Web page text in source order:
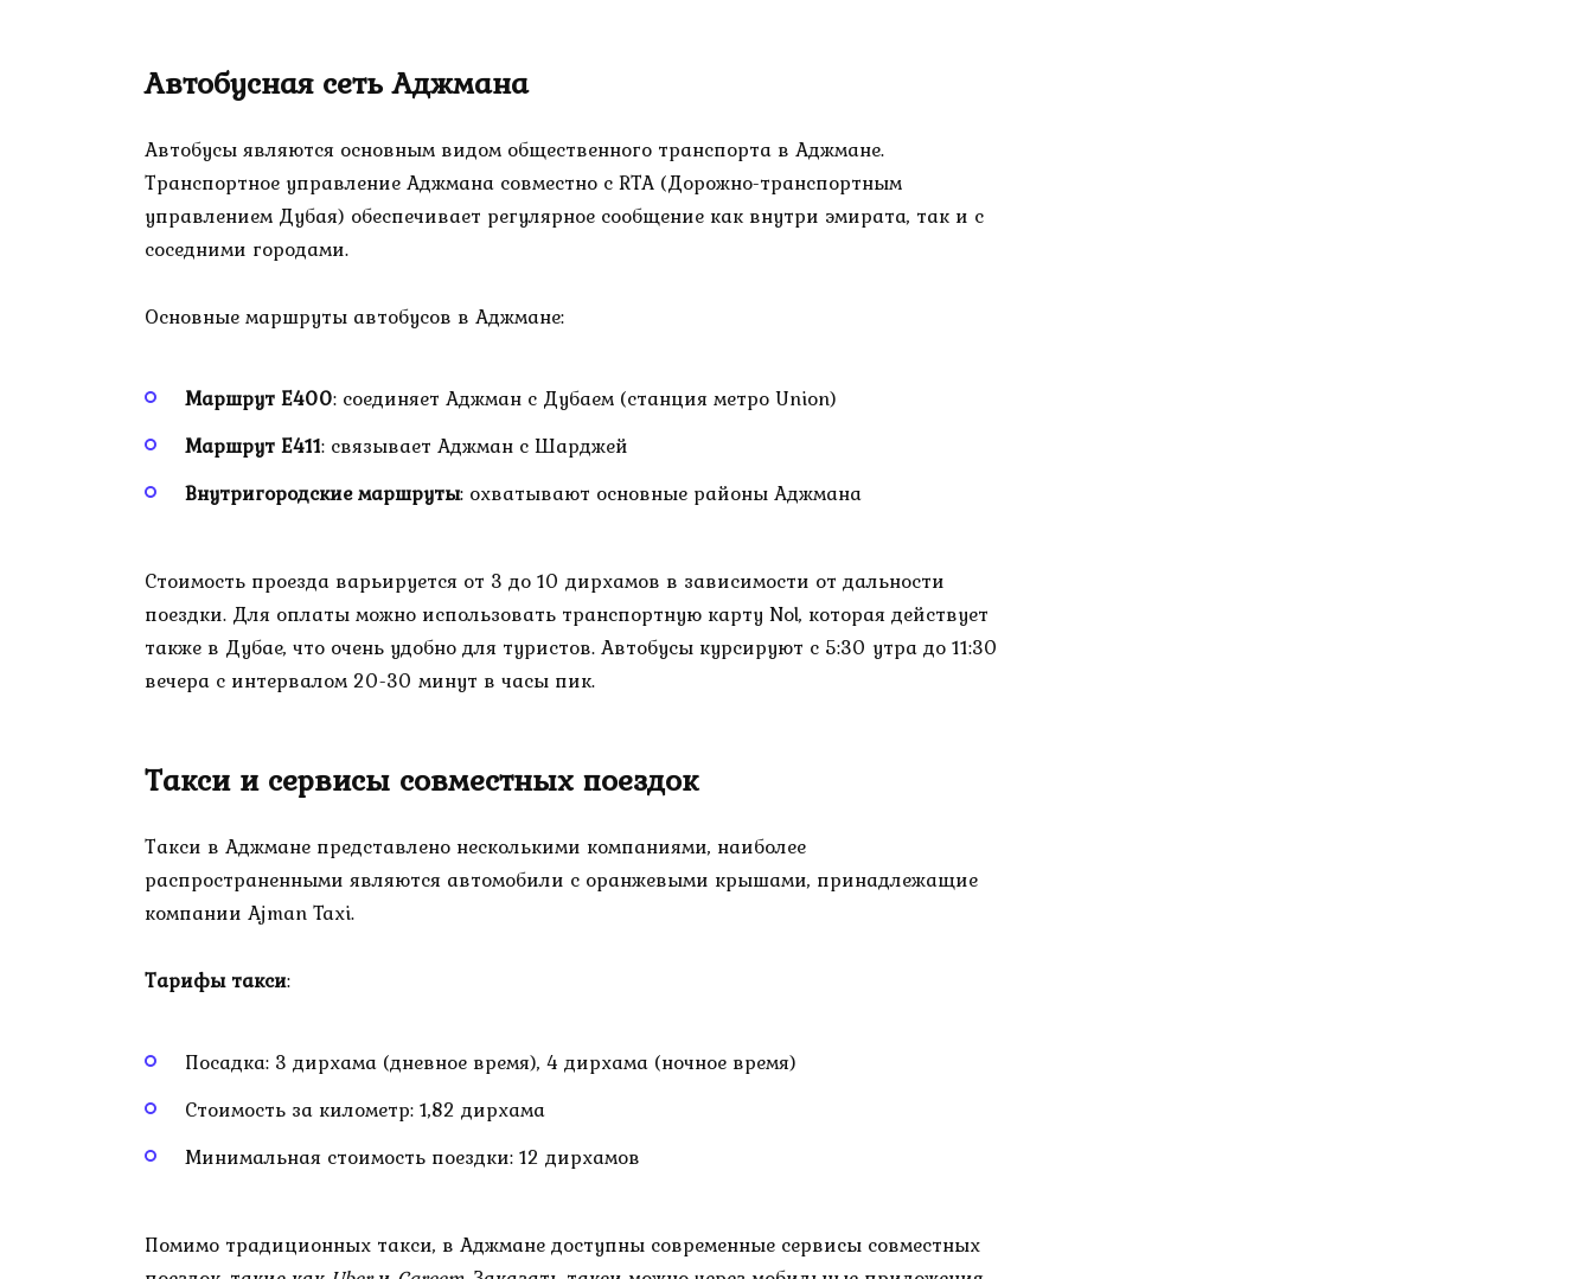
Автобусная сеть Аджмана
Автобусы являются основным видом общественного транспорта в Аджмане.
Транспортное управление Аджмана совместно с RTA (Дорожно-транспортным
управлением Дубая) обеспечивает регулярное сообщение как внутри эмирата, так и с
соседними городами.
Основные маршруты автобусов в Аджмане:
Маршрут E400: соединяет Аджман с Дубаем (станция метро Union)
Маршрут E411: связывает Аджман с Шарджей
Внутригородские маршруты: охватывают основные районы Аджмана
Стоимость проезда варьируется от 3 до 10 дирхамов в зависимости от дальности
поездки. Для оплаты можно использовать транспортную карту Nol, которая действует
также в Дубае, что очень удобно для туристов. Автобусы курсируют с 5:30 утра до 11:30
вечера с интервалом 20-30 минут в часы пик.
Такси и сервисы совместных поездок
Такси в Аджмане представлено несколькими компаниями, наиболее
распространенными являются автомобили с оранжевыми крышами, принадлежащие
компании Ajman Taxi.
Тарифы такси:
Посадка: 3 дирхама (дневное время), 4 дирхама (ночное время)
Стоимость за километр: 1,82 дирхама
Минимальная стоимость поездки: 12 дирхамов
Помимо традиционных такси, в Аджмане доступны современные сервисы совместных